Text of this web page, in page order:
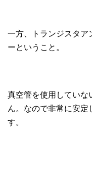
一方、トランジスタア
ーということ。
真空管を使用していな
ん。なので非常に安定
す。